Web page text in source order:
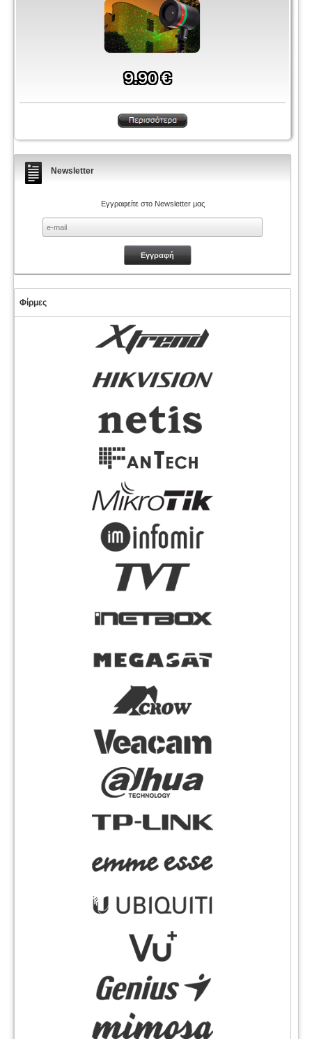
Newsletter
Εγγραφείτε στο Newsletter μας
Φίρμες